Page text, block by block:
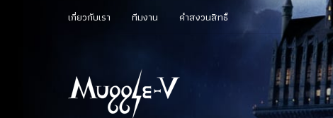
เกี่ยวกับเรา ทีมงาน คำสงวนสิทธิ์